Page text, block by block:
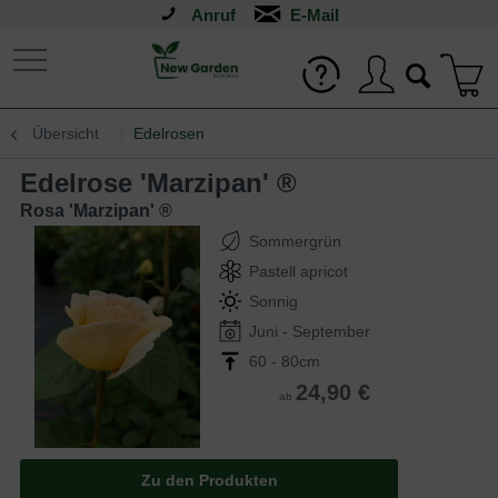
Anruf
Übersicht Edelrosen
Edelrose 'Marzipan' ®
Rosa 'Marzipan' ®
Sommergrün
Pastell apricot
Sonnig
Juni - September
60 - 80cm
ab 24,90 €
Zu den Produkten